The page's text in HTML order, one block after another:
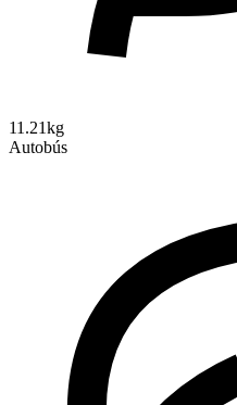
11.21kg
Autobús